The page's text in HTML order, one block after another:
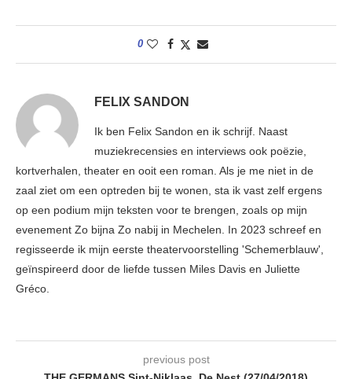
0
FELIX SANDON
Ik ben Felix Sandon en ik schrijf. Naast
muziekrecensies en interviews ook poëzie,
kortverhalen, theater en ooit een roman. Als je me niet in de
zaal ziet om een optreden bij te wonen, sta ik vast zelf ergens
op een podium mijn teksten voor te brengen, zoals op mijn
evenement Zo bijna Zo nabij in Mechelen. In 2023 schreef en
regisseerde ik mijn eerste theatervoorstelling 'Schemerblauw',
geïnspireerd door de liefde tussen Miles Davis en Juliette
Gréco.
previous post